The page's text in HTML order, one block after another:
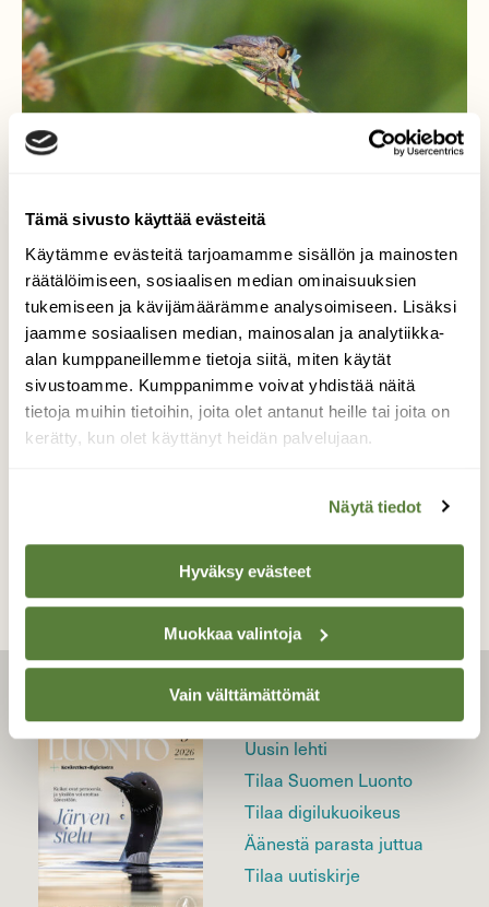
Tämä sivusto käyttää evästeitä
Käytämme evästeitä tarjoamamme sisällön ja mainosten
räätälöimiseen, sosiaalisen median ominaisuuksien
tukemiseen ja kävijämäärämme analysoimiseen. Lisäksi
jaamme sosiaalisen median, mainosalan ja analytiikka-
alan kumppaneillemme tietoja siitä, miten käytät
sivustoamme. Kumppanimme voivat yhdistää näitä
tietoja muihin tietoihin, joita olet antanut heille tai joita on
kerätty, kun olet käyttänyt heidän palvelujaan.
Näytä tiedot
Hyväksy evästeet
Muokkaa valintoja
Vain välttämättömät
sinipetokärpänen
Kesä ja kärpäset-täältä tullaan.
Valokuvaaja: Arja Valtonen, Pekanmäki Lahti
29.6.2026
TAKAISIN LISTAAN
LEHTI
Uusin lehti
Tilaa Suomen Luonto
Tilaa digilukuoikeus
Äänestä parasta juttua
Tilaa uutiskirje